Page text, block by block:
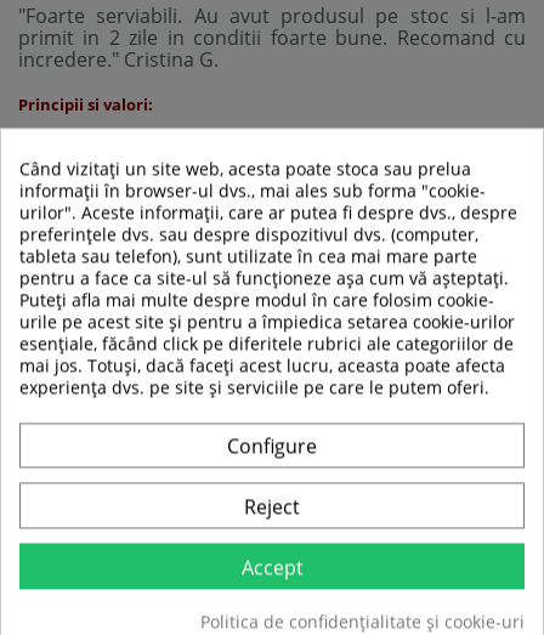
"Foarte serviabili. Au avut produsul pe stoc si l-am
primit in 2 zile in conditii foarte bune. Recomand cu
incredere." Cristina G.
Principii si valori:
Cele mai importante principii ale firmei sunt: calitatea
serviciilor oferite, produse de buna calitate care sa
indeplineasca cerintele clientilor, punerea pe primul
plan a nevoilor clientilor nostri, dovada fiind clientii
fideli pe care i-am pastrat de-alungul anilor , dar si
clientii noi care sunt multumiti de serviciile noastre si
decid apeleze la noi in continuare.
Profesionalism:Tindem spre performanta prin munca
in echipa si integritatea individului. Suntem atenti la
fiecare detaliu si ne respectam clientii.
Calitatea:Reprezinta valoarea de baza a firmei
noastre. Aceasta ne motiveaza sa furnizam servicii
Initiativa:Chiar daca fiecare client este unic, noi gasim
intotdeauna solutii pentru acesta. De aceea, stimulam
initiativa si cautarea respectivelor solutii care sa se
potriveasca cerintelor clientilor nostri.
Integritate:Ne respectam promisiunile si
Când vizitați un site web, acesta poate stoca sau prelua
informații în browser-ul dvs., mai ales sub forma "cookie-
urilor". Aceste informații, care ar putea fi despre dvs., despre
preferințele dvs. sau despre dispozitivul dvs. (computer,
tableta sau telefon), sunt utilizate în cea mai mare parte
pentru a face ca site-ul să funcționeze așa cum vă așteptați.
Puteți afla mai multe despre modul în care folosim cookie-
urile pe acest site și pentru a împiedica setarea cookie-urilor
esențiale, făcând click pe diferitele rubrici ale categoriilor de
mai jos. Totuși, dacă faceți acest lucru, aceasta poate afecta
experiența dvs. pe site și serviciile pe care le putem oferi.
Configure
Reject
Accept
Politica de confidențialitate și cookie-uri